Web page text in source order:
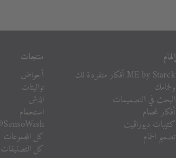
إلهام
ME by Starck أفكار متفردة لك
ولحمامك
البحث في التصميمات
أفكار للحمام
كتيبات ديوراڨيت
تصميم الحمام
منتجات
أحواض
تواليتات
الدش
استحمام
SensoWash®
كل المجموعات
كل التصنيفات